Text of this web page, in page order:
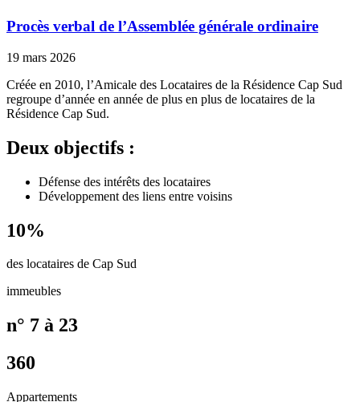
Procès verbal de l’Assemblée générale ordinaire
19 mars 2026
Créée en 2010, l’Amicale des Locataires de la Résidence Cap Sud
regroupe d’année en année de plus en plus de locataires de la
Résidence Cap Sud.
Deux objectifs :
Défense des intérêts des locataires
Développement des liens entre voisins
10%
des locataires de Cap Sud
immeubles
n° 7 à 23
360
Appartements